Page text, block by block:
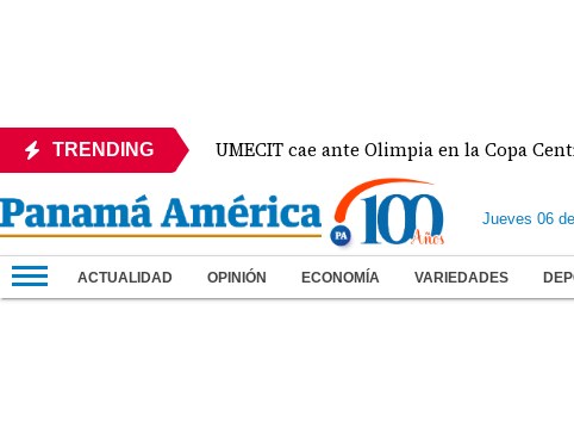
TRENDING UMECIT cae ante Olimpia en la Copa
Jueves 06
ACTUALIDAD OPINIÓN ECONOMÍA VARIEDADES